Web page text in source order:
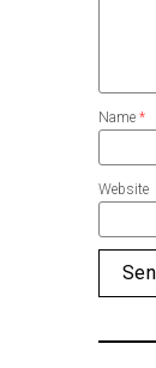
Name *
Website